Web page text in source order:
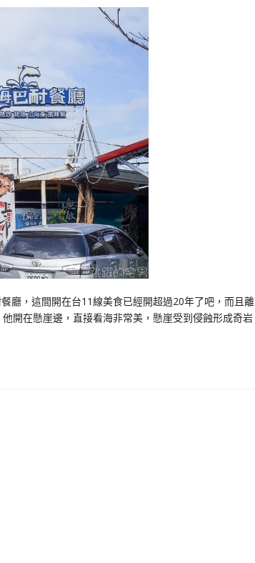
廳，這間開在台11線美食已經開超過20年了吧，而且離
開在懸崖邊，直接看海非常美，懸崖受到侵蝕形成奇岩